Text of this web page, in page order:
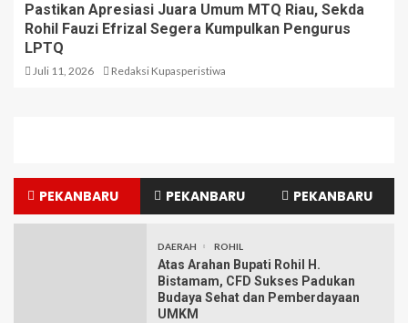
Pastikan Apresiasi Juara Umum MTQ Riau, Sekda
Rohil Fauzi Efrizal Segera Kumpulkan Pengurus
LPTQ
Juli 11, 2026 Redaksi Kupasperistiwa
PEKANBARU PEKANBARU PEKANBARU
DAERAH ROHIL
Atas Arahan Bupati Rohil H.
Bistamam, CFD Sukses Padukan
Budaya Sehat dan Pemberdayaan
UMKM